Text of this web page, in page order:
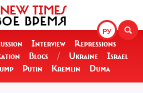
РУ
TIMES
ВРЕМЯ
Interview
Repressions
Blogs / Ukraine
Israel
Putin Kremlin Duma